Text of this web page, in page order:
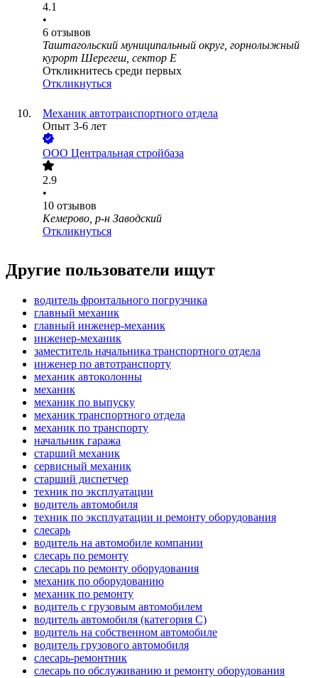
4.1
•
6 отзывов
Таштагольский муниципальный округ, горнолыжный
курорт Шерегеш, сектор Е
Откликнитесь среди первых
Откликнуться
Механик автотранспортного отдела
Опыт 3-6 лет
ООО Центральная стройбаза
2.9
•
10 отзывов
Кемерово, р-н Заводский
Откликнуться
Другие пользователи ищут
водитель фронтального погрузчика
главный механик
главный инженер-механик
инженер-механик
заместитель начальника транспортного отдела
инженер по автотранспорту
механик автоколонны
механик
механик по выпуску
механик транспортного отдела
механик по транспорту
начальник гаража
старший механик
сервисный механик
старший диспетчер
техник по эксплуатации
водитель автомобиля
техник по эксплуатации и ремонту оборудования
слесарь
водитель на автомобиле компании
слесарь по ремонту
слесарь по ремонту оборудования
механик по оборудованию
механик по ремонту
водитель с грузовым автомобилем
водитель автомобиля (категория C)
водитель на собственном автомобиле
водитель грузового автомобиля
слесарь-ремонтник
слесарь по обслуживанию и ремонту оборудования